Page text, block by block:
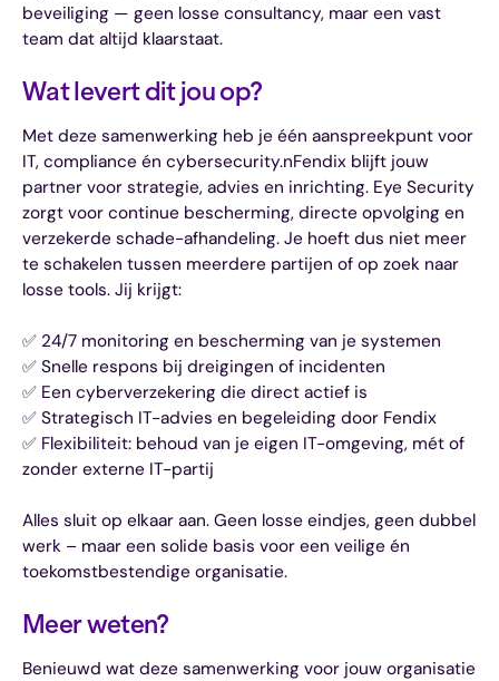
beveiliging — geen losse consultancy, maar een vast
team dat altijd klaarstaat.
Wat levert dit jou op?
Met deze samenwerking heb je één aanspreekpunt voor
IT, compliance én cybersecurity.nFendix blijft jouw
partner voor strategie, advies en inrichting. Eye Security
zorgt voor continue bescherming, directe opvolging en
verzekerde schade-afhandeling. Je hoeft dus niet meer
te schakelen tussen meerdere partijen of op zoek naar
losse tools. Jij krijgt:
✅ 24/7 monitoring en bescherming van je systemen
✅ Snelle respons bij dreigingen of incidenten
✅ Een cyberverzekering die direct actief is
✅ Strategisch IT-advies en begeleiding door Fendix
✅ Flexibiliteit: behoud van je eigen IT-omgeving, mét of
zonder externe IT-partij
Alles sluit op elkaar aan. Geen losse eindjes, geen dubbel
werk – maar een solide basis voor een veilige én
toekomstbestendige organisatie.
Meer weten?
Benieuwd wat deze samenwerking voor jouw organisatie